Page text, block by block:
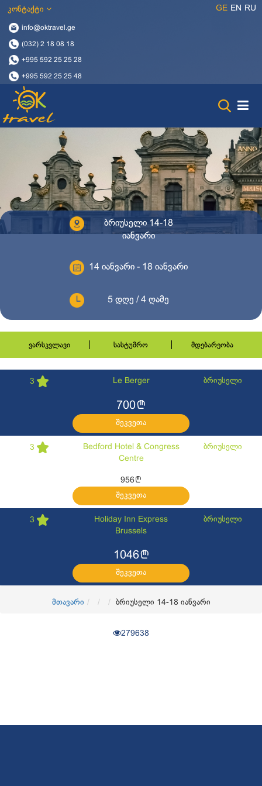
კონტაქტი
info@oktravel.ge
(032) 2 18 08 18
+995 592 25 25 28
+995 592 25 25 48
GE EN RU
ბრიუსელი 14-18
იანვარი
14 იანვარი - 18 იანვარი
5 დღე / 4 ღამე
ვარსკვლავი სასტუმრო მდებარეობა
3 Le Berger ბრიუსელი
700l
შეკვეთა
3
Bedford Hotel & Congress
Centre
ბრიუსელი
956 l
შეკვეთა
3
Holiday Inn Express
Brussels
ბრიუსელი
1046l
შეკვეთა
მთავარი ბრიუსელი 14-18 იანვარი
279638